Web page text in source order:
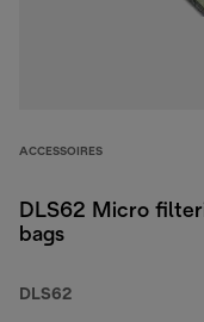
ACCESSOIRES
DLS62 Micro
bags
DLS62